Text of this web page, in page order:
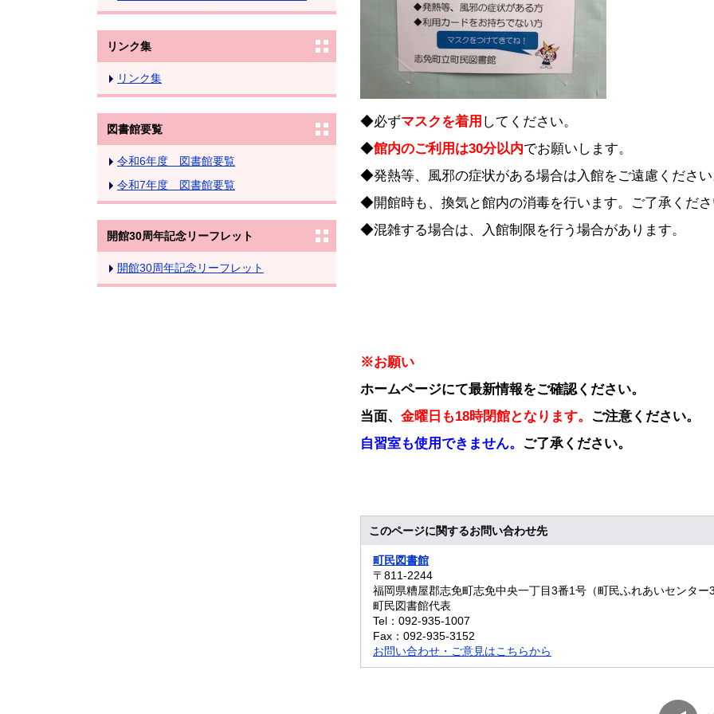
リンク集
リンク集
図書館要覧
令和6年度 図書館要覧
令和7年度 図書館要覧
開館30周年記念リーフレット
開館30周年記念リーフレット
◆必ずマスクを着用 してください。
◆館内のご利用は30分以内でお願いします。
◆発熱等、風邪の症状がある場合は入館をご遠慮くださ
◆開館時も、換気と館内の消毒を行います。ご了承くだ
◆混雑する場合は、入館制限を行う場合があります。
※お願い
ホームページにて最新情報をご確認ください。
当面、 金曜日も18時閉館となります。
ご注意ください。
自習室も使用できません。
ご了承ください。
このページに関するお問い合わせ先
町民図書館
〒811‐2244
福岡県糟屋郡志免町志免中央一丁目3番1号（町民ふれあいセンター
町民図書館代表
Tel：092-935-1007
Fax：092-935-3152
お問い合わせ・ご意見はこちらから